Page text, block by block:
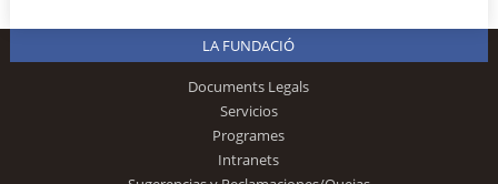
LA FUNDACIÓ
Documents Legals
Servicios
Programes
Intranets